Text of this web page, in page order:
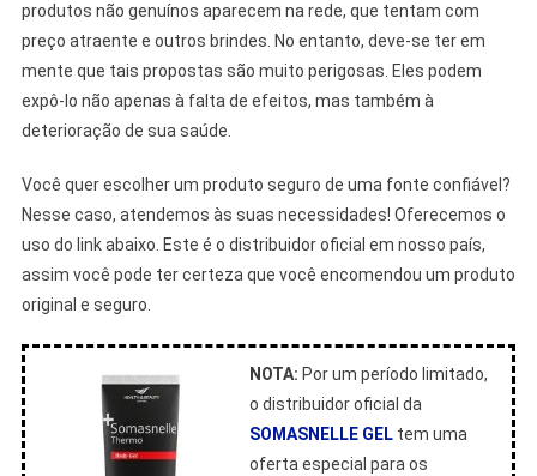
produtos não genuínos aparecem na rede, que tentam com
preço atraente e outros brindes. No entanto, deve-se ter em
mente que tais propostas são muito perigosas. Eles podem
expô-lo não apenas à falta de efeitos, mas também à
deterioração de sua saúde.
Você quer escolher um produto seguro de uma fonte confiável?
Nesse caso, atendemos às suas necessidades! Oferecemos o
uso do link abaixo. Este é o distribuidor oficial em nosso país,
assim você pode ter certeza que você encomendou um produto
original e seguro.
NOTA: Por um período limitado,
o distribuidor oficial da
SOMASNELLE GELtem uma
oferta especial para os